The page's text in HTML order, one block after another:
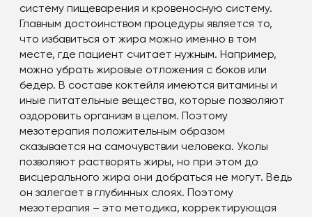
систему пищеварения и кровеносную систему.
Главным достоинством процедуры является то,
что избавиться от жира можно именно в том
месте, где пациент считает нужным. Например,
можно убрать жировые отложения с боков или
бедер. В составе коктейля имеются витамины и
иные питательные вещества, которые позволяют
оздоровить организм в целом. Поэтому
мезотерапия положительным образом
сказывается на самочувствии человека. Уколы
позволяют растворять жиры, но при этом до
висцерального жира они добраться не могут. Ведь
он залегает в глубинных слоях. Поэтому
мезотерапия – это методика, корректирующая